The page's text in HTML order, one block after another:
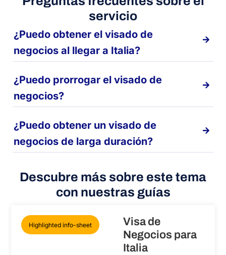
servicio
¿Puedo obtener el visado de
negocios al llegar a Italia?
¿Puedo prorrogar el visado de
negocios?
¿Puedo obtener un visado de
negocios de larga duración?
Descubre más sobre este tema
con nuestras guías
Highlighted info-sheet
Visa de
Negocios para
Italia